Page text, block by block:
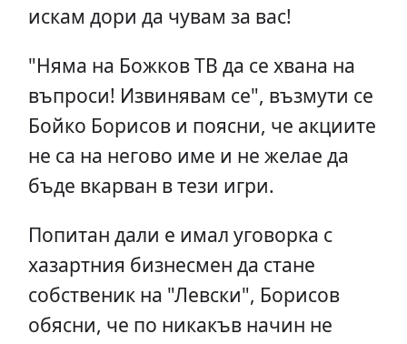
искам дори да чувам за вас!
"Няма на Божков ТВ да се хвана на
въпроси! Извинявам се", възмути се
Бойко Борисов и поясни, че акциите
не са на негово име и не желае да
бъде вкарван в тези игри.
Попитан дали е имал уговорка с
хазартния бизнесмен да стане
собственик на "Левски", Борисов
обясни, че по никакъв начин не